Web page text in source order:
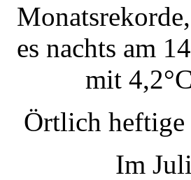
es nachts am
mit
Örtlich heftige
Im